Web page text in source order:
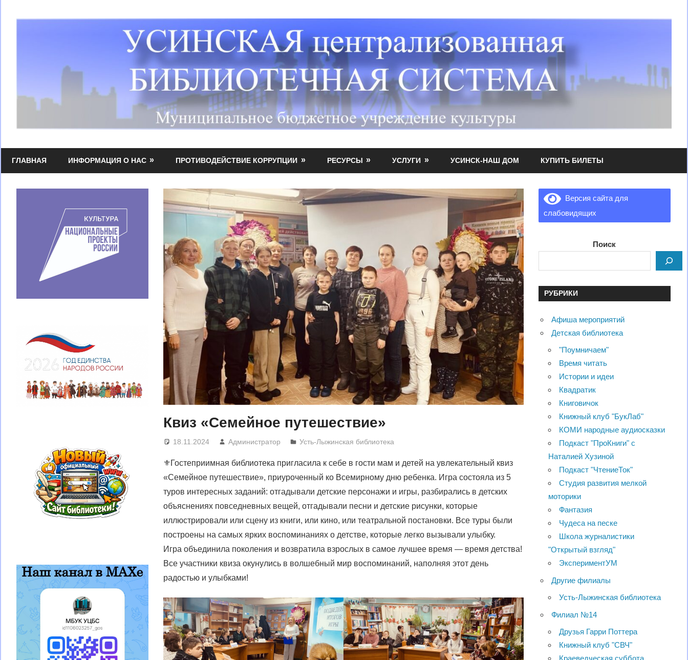
МБУК
УЦБС
библиотечная
ГЛАВНАЯ ИНФОРМАЦИЯ О НАС ПРОТИВОДЕЙСТВИЕ КОРРУПЦИИ РЕСУРСЫ УСЛУГИ УСИНСК-НАШ ДОМ КУПИТЬ БИЛЕТЫ
Квиз «Семейное путешествие»
18.11.2024 Администратор Усть-Лыжинская библиотека
⚜Гостеприимная библиотека пригласила к себе в гости мам и детей на увлекательный квиз
«Семейное путешествие», приуроченный ко Всемирному дню ребенка. Игра состояла из 5
туров интересных заданий: отгадывали детские персонажи и игры, разбирались в детских
объяснениях повседневных вещей, отгадывали песни и детские рисунки, которые
иллюстрировали или сцену из книги, или кино, или театральной постановки. Все туры были
построены на самых ярких воспоминаниях о детстве, которые легко вызывали улыбку.
Игра объединила поколения и возвратила взрослых в самое лучшее время — время детства!
Все участники квиза окунулись в волшебный мир воспоминаний, наполняя этот день
радостью и улыбками!
Версия сайта для
слабовидящих
Поиск
РУБРИКИ
Афиша мероприятий
Детская библиотека
"Поумничаем"
Время читать
Истории и идеи
Квадратик
Книговичок
Книжный клуб "БукЛаб"
КОМИ народные аудиосказки
Подкаст "ПроКниги" с
Наталией Хузиной
Подкаст "ЧтениеТок"
Студия развития мелкой
моторики
Фантазия
Чудеса на песке
Школа журналистики
"Открытый взгляд"
ЭкспериментУМ
Другие филиалы
Усть-Лыжинская библиотека
Филиал №14
Друзья Гарри Поттера
Книжный клуб "СВЧ"
Краеведческая суббота